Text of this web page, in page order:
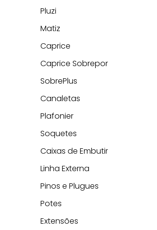
Pluzi
Matiz
Caprice
Caprice Sobrepor
SobrePlus
Canaletas
Plafonier
Soquetes
Caixas de Embutir
Linha Externa
Pinos e Plugues
Potes
Extensões